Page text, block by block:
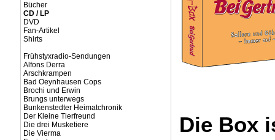
Bücher
CD / LP
DVD
Fan-Artikel
Shirts
Frühstyxradio-Sendungen
Alfons Derra
Arschkrampen
Bad Oeynhausen Cops
Brochi und Erwin
Brungs unterwegs
Bunkenstedter Heimatchronik
Der Kleine Tierfreund
Die drei Musketiere
Die Vierma
Die Box